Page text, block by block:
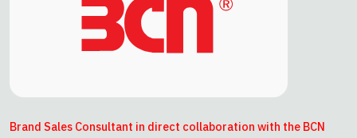
Brand Sales Consultant in direct collaboration with the BCN